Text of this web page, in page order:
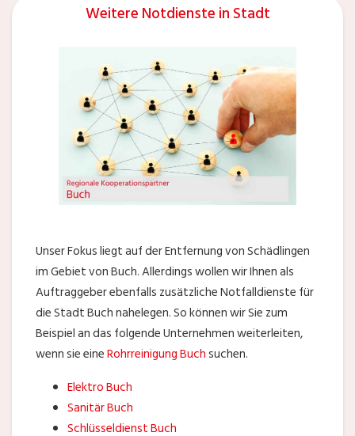
Weitere Notdienste in Stadt
Unser Fokus liegt auf der Entfernung von Schädlingen
im Gebiet von Buch. Allerdings wollen wir Ihnen als
Auftraggeber ebenfalls zusätzliche Notfalldienste für
die Stadt Buch nahelegen. So können wir Sie zum
Beispiel an das folgende Unternehmen weiterleiten,
wenn sie eineRohrreinigung Buchsuchen.
Elektro Buch
Sanitär Buch
Schlüsseldienst Buch